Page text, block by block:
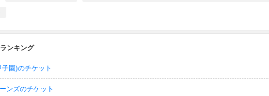
ンキング
園)のチケット
ンズのチケット